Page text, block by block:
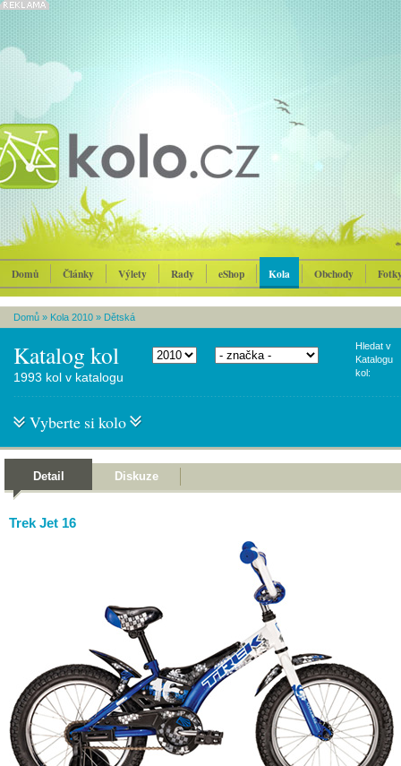
Domů Články Výlety Rady eShop Kola Obchody
Domů » Kola 2010 » Dětská
Katalog kol
Hledat v
Katalogu
kol:
1993 kol v katalogu
Vyberte si kolo
Detail Diskuze
Trek Jet 16